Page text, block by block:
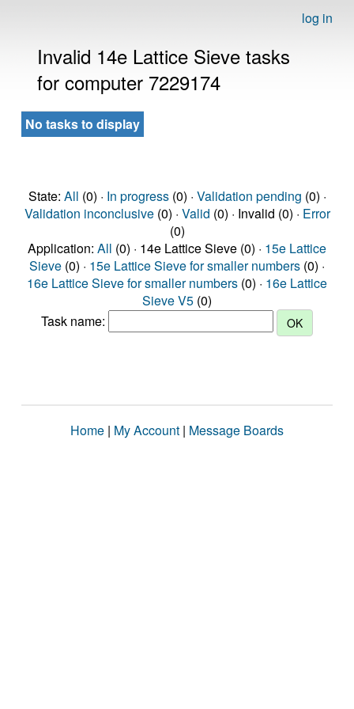
log in
Invalid 14e Lattice Sieve tasks
for computer 7229174
No tasks to display
State: All (0) · In progress(0) · Validation pending (0) ·
Validation inconclusive(0) · Valid (0) · Invalid (0) · Error
(0)
Application: All (0) · 14e Lattice Sieve (0) · 15e Lattice
Sieve (0) · 15e Lattice Sieve for smaller numbers (0) ·
16e Lattice Sieve for smaller numbers (0) · 16e Lattice
Sieve V5 (0)
Task name:
Home | My Account | Message Boards